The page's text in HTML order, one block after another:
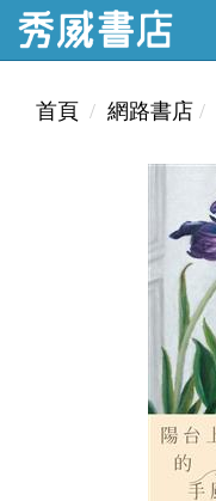
首頁 網路書店